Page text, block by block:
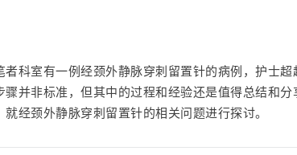
者科室有一例经颈外静脉穿刺留置针的病例，护士超
骤并非标准，但其中的过程和经验还是值得总结和分
就经颈外静脉穿刺留置针的相关问题进行探讨。